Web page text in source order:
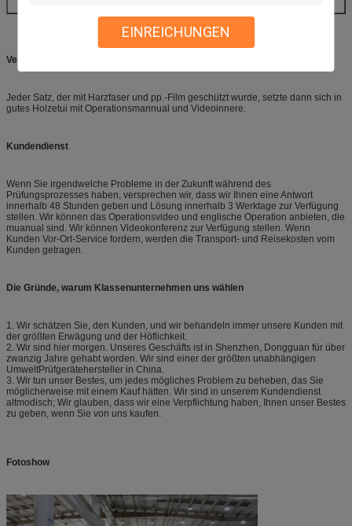
EINREICHUNGEN
Verpacken
Jeder Satz, der mit Harzfaser und pp.-Film geschützt wurde, setzte dann sich in
gutes Holzetui mit Operationsmannual und Videoinnere.
Kundendienst
Wenn Sie irgendwelche Probleme in der Zukunft während des
Prüfungsprozesses haben, versprechen wir, dass wir Ihnen eine Antwort
innerhalb 48 Stunden geben und Lösung innerhalb 3 Werktage zur Verfügung
stellen. Wir können das Operationsvideo und englische Operation anbieten, die
muanual sind. Wir können Videokonferenz zur Verfügung stellen. Wenn
Kunden Vor-Ort-Service fordern, werden die Transport- und Reisekosten vom
Kunden getragen.
Die Gründe, warum Klassenunternehmen uns wählen
1. Wir schätzen Sie, den Kunden, und wir behandeln immer unsere Kunden mit
der größten Erwägung und der Höflichkeit.
2. Wir sind hier morgen. Unseres Geschäfts ist in Shenzhen, Dongguan für über
zwanzig Jahre gehabt worden. Wir sind einer der größten unabhängigen
UmweltPrüfgerätehersteller in China.
3. Wir tun unser Bestes, um jedes mögliches Problem zu beheben, das Sie
möglicherweise mit einem Kauf hätten. Wir sind in unserem Kundendienst
altmodisch; Wir glauben, dass wir eine Verpflichtung haben, Ihnen unser Bestes
zu geben, wenn Sie von uns kaufen.
Fotoshow